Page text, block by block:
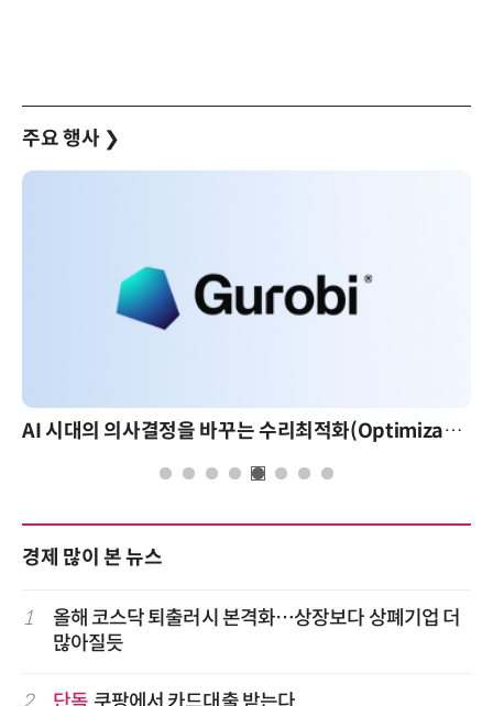
주요 행사 ❯
AI 시대의 의사결정을 바꾸는 수리최적화(Optimization): 실제 산업 적용 사례와 활용 전략
경제 많이 본 뉴스
1
올해 코스닥 퇴출러시 본격화…상장보다 상폐기업 더
많아질듯